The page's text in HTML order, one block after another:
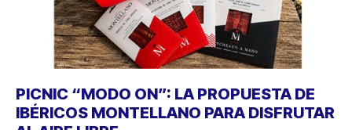
PICNIC “MODO ON”: LA PROPUESTA DE
IBÉRICOS MONTELLANO PARA DISFRUTAR